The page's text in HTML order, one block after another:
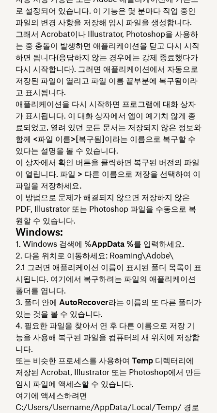
로 설정되어 있습니다. 이 기능은 몇 분마다 작업 중인
파일의 변경 사항을 저장해 임시 파일을 생성합니다.
그래서 Acrobat이나 Illustrator, Photoshop을 사용하
는 중 충돌이 발생하면 애플리케이션을 닫고 다시 시작
하면 됩니다(응답하지 않는 경우에는 강제 종료했다가
다시 시작합니다). 그러면 애플리케이션에서 자동으로
저장된 파일이 열리고 파일 이름 끝부분에 복구됨이라
고 표시됩니다.
애플리케이션을 다시 시작하면 프로그램에 대화 상자
가 표시됩니다. 이 대화 상자에서 앱이 예기치 않게 종
료되었고, 열려 있던 모든 문서는 저장되지 않은 정보와
함께 <파일 이름>[복구됨]이라는 이름으로 복구할 수
있다는 설명을 볼 수 있습니다.
이 상자에서 확인 버튼을 클릭하면 복구된 버전의 파일
이 열립니다. 파일 > 다른 이름으로 저장을 선택하여 이
파일을 저장하세요.
이 방법으로 문제가 해결되지 않으면 저장하지 않은
PDF, Illustrator 또는 Photoshop 파일을 수동으로 복
원할 수 있습니다.
Windows:
Windows 검색에 %AppData %를 입력하세요.
다음 위치로 이동하세요: Roaming\Adobe\
그러면 애플리케이션 이름이 표시된 폴더 목록이 표
시됩니다. 여기에서 복구하려는 파일의 애플리케이션
폴더를 엽니다.
폴더 안에 AutoRecover라는 이름의 또 다른 폴더가
있는 것을 볼 수 있습니다.
필요한 파일을 찾아서 연 후 다른 이름으로 저장 기
능을 사용해 복구된 파일을 컴퓨터의 새 위치에 저장합
니다.
또는 비슷한 프로세스를 사용하여 Temp 디렉터리에
저장된 Acrobat, Illustrator 또는 Photoshop에서 만든
임시 파일에 액세스할 수 있습니다.
여기에 액세스하려면
C:/Users/Username/AppData/Local/Temp/ 경로